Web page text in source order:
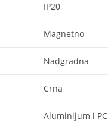
IP20
Magnetno
Nadgradna
Crna
Aluminijum i PC